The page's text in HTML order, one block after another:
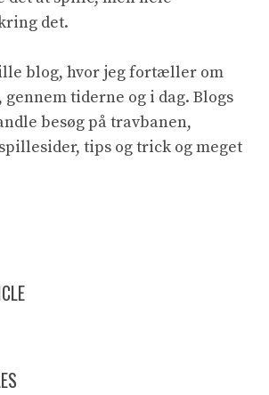
det.
blog, hvor jeg fortæller om
tiderne og i dag. Blogs
besøg på travbanen,
tips og trick og meget